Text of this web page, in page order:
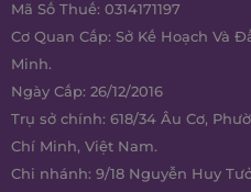
Mã Số Thuế: 0314171197
Cơ Quan Cấp: Sở Kế Hoạch Và
Minh.
Ngày Cấp: 26/12/2016
Trụ sở chính: 618/34 Âu Cơ,
Chí Minh, Việt Nam.
Chi nhánh: 9/18 Nguyễn Huy